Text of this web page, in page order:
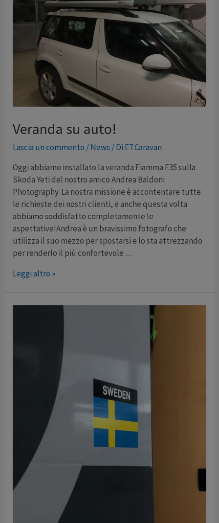
Veranda su auto!
Lascia un commento /News / Di E7 Caravan
Oggi abbiamo installato la veranda Fiamma F35 sulla
Skoda Yeti del nostro amico Andrea Baldoni
Photography. La nostra missione è accontentare tutte
le richieste dei nostri clienti, e anche questa volta
abbiamo soddisfatto completamente le
aspettative!Andrea è un bravissimo fotografo che
utilizza il suo mezzo per spostarsi e lo sta attrezzando
per renderlo il più confortevole …
Veranda
Leggi altro »